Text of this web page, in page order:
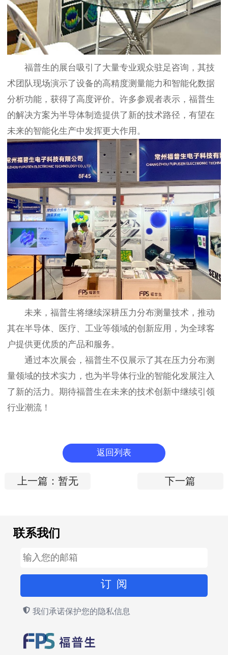
福普生的展台吸引了大量专业观众驻足咨询，其技
术团队现场演示了设备的高精度测量能力和智能化数据
分析功能，获得了高度评价。许多参观者表示，福普生
的解决方案为半导体制造提供了新的技术路径，有望在
未来的智能化生产中发挥更大作用。
未来，福普生将继续深耕压力分布测量技术，推动
其在半导体、医疗、工业等领域的创新应用，为全球客
户提供更优质的产品和服务。
通过本次展会，福普生不仅展示了其在压力分布测
量领域的技术实力，也为半导体行业的智能化发展注入
了新的活力。期待福普生在未来的技术创新中继续引领
行业潮流！
返回列表
上一篇：暂无 下一篇
联系我们
我们承诺保护您的隐私信息